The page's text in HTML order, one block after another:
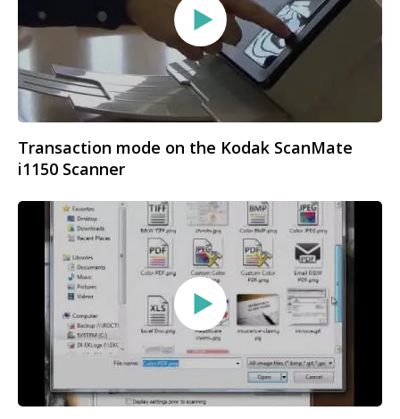
Transaction mode on the Kodak ScanMate
i1150 Scanner